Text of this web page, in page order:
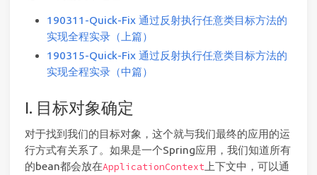
190311-Quick-Fix 通过反射执行任意类目标方法的
实现全程实录（上篇）
190315-Quick-Fix 通过反射执行任意类目标方法的
实现全程实录（中篇）
I. 目标对象确定
对于找到我们的目标对象，这个就与我们最终的应用的运
行方式有关系了。如果是一个Spring应用，我们知道所有
的bean都会放在ApplicationContext 上下文中，可以通